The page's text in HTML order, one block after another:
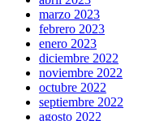
marzo 2023
febrero 2023
enero 2023
diciembre 2022
noviembre 2022
octubre 2022
septiembre 2022
agosto 2022